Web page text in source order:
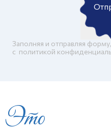
Заполняя и отправляя
c политикой
Это